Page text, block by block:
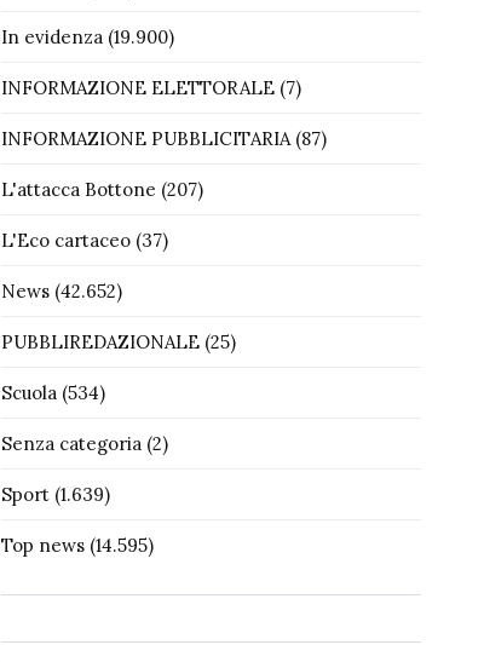
In evidenza(19.900)
INFORMAZIONE ELETTORALE(7)
INFORMAZIONE PUBBLICITARIA(87)
L'attacca Bottone (207)
L'Eco cartaceo(37)
News(42.652)
PUBBLIREDAZIONALE(25)
Scuola(534)
Senza categoria(2)
Sport(1.639)
Top news(14.595)